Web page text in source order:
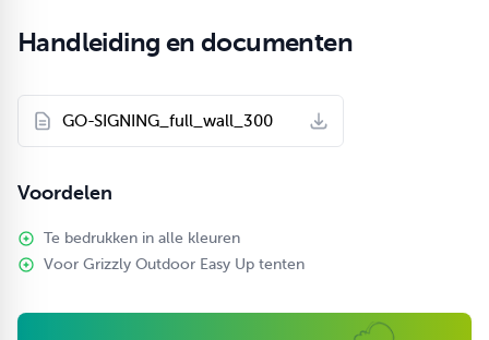
Handleiding en documenten
GO-SIGNING_full_wall_300
Voordelen
Te bedrukken in alle kleuren
Voor Grizzly Outdoor Easy Up tenten